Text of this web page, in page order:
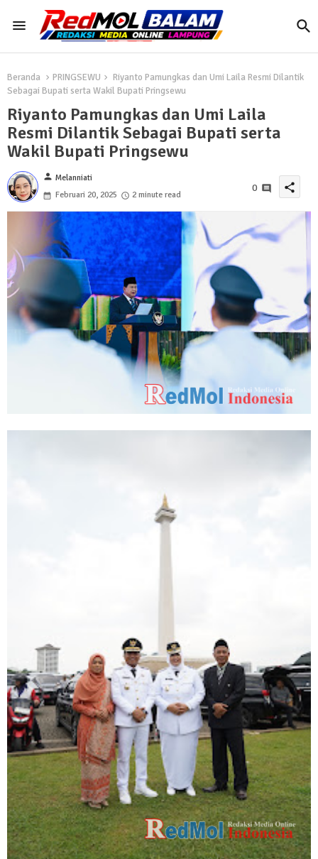
Beranda PRINGSEWU
Riyanto Pamungkas dan Umi Laila Resmi Dilantik
Sebagai Bupati serta Wakil Bupati Pringsewu
Riyanto Pamungkas dan Umi Laila
Resmi Dilantik Sebagai Bupati serta
Wakil Bupati Pringsewu
person Melanniati
Februari 20, 2025
2 minute read
0 share